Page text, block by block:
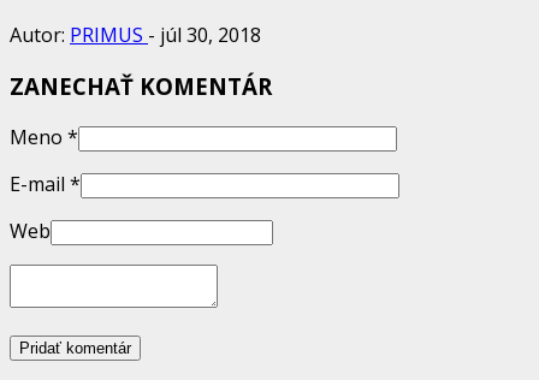
Autor: PRIMUS - júl 30, 2018
ZANECHAŤ KOMENTÁR
Meno *
E-mail *
Web